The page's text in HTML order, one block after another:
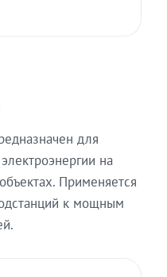
для
на
Применяется
к мощным